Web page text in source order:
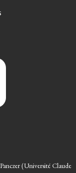
(Université Claude